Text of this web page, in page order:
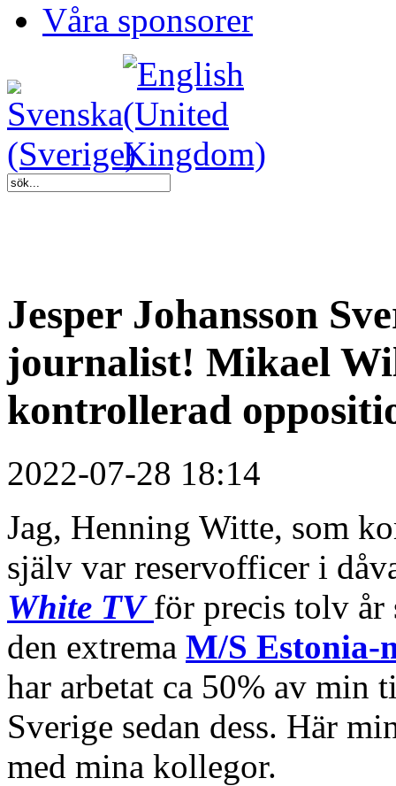
Våra sponsorer
Jesper Johansson
journalist! Mikael
kontrollerad
2022-07-28 18:14
Jag, Henning Witte, som
själv var reservofficer i
White TV för precis tolv år
den extrema M/S Estonia-
har arbetat ca 50% av min
Sverige sedan dess. Här
med mina kollegor.